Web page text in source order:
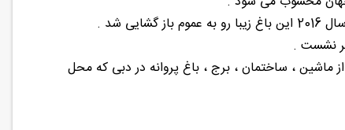
نشست .
، ساختمان ، برج ، باغ پروانه در دبی که محل